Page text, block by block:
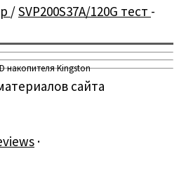
накопителя Kingston
/SVP200S37A/120G тест -
сайта
·